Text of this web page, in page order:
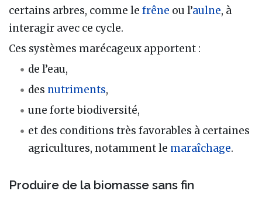
certains arbres, comme le frêne ou l’aulne, à
interagir avec ce cycle.
Ces systèmes marécageux apportent :
de l’eau,
des nutriments,
une forte biodiversité,
et des conditions très favorables à certaines
agricultures, notamment le maraîchage.
Produire de la biomasse sans fin